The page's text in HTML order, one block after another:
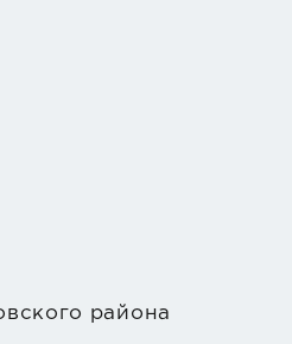
района